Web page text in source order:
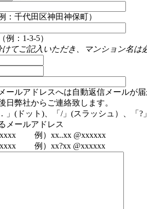
：千代田区神田神保町）
例：1-3-5）
てご記入いただき、マンション名は
ールアドレスへは自動返信メールが届
日弊社からご連絡致します。
」(ドット)、「/」(スラッシュ）、「
メールアドレス
例）xx..xx @xxxxxx
例）xx?xx @xxxxxx